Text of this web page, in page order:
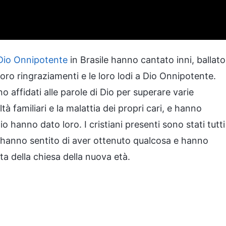
Onnipotente in Brasile hanno cantato inni, ballato
ringraziamenti e le loro lodi a Dio Onnipotente.
affidati alle parole di Dio per superare varie
familiari e la malattia dei propri cari, e hanno
hanno dato loro. I cristiani presenti sono stati tutti
sentito di aver ottenuto qualcosa e hanno
della chiesa della nuova età.